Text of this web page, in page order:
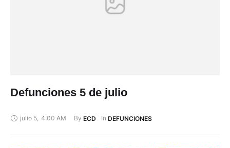
Defunciones 5 de julio
julio 5, 4:00 AM By ECD In DEFUNCIONES